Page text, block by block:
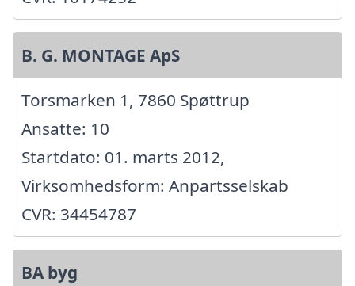
B. G. MONTAGE ApS
Torsmarken 1, 7860 Spøttrup
Ansatte: 10
Startdato: 01. marts 2012,
Virksomhedsform: Anpartsselskab
CVR: 34454787
BA byg